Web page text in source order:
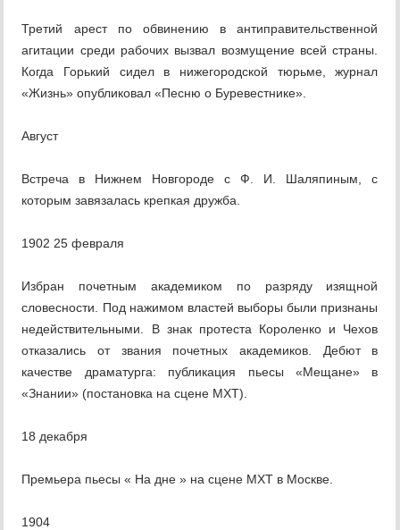
Третий арест по обвинению в антиправительственной
агитации среди рабочих вызвал возмущение всей страны.
Когда Горький сидел в нижегородской тюрьме, журнал
«Жизнь» опубликовал «Песню о Буревестнике».
Август
Встреча в Нижнем Новгороде с Ф. И. Шаляпиным, с
которым завязалась крепкая дружба.
1902 25 февраля
Избран почетным академиком по разряду изящной
словесности. Под нажимом властей выборы были признаны
недействительными. В знак протеста Короленко и Чехов
отказались от звания почетных академиков. Дебют в
качестве драматурга: публикация пьесы «Мещане» в
«Знании» (постановка на сцене МХТ).
18 декабря
Премьера пьесы « На дне » на сцене МХТ в Москве.
1904